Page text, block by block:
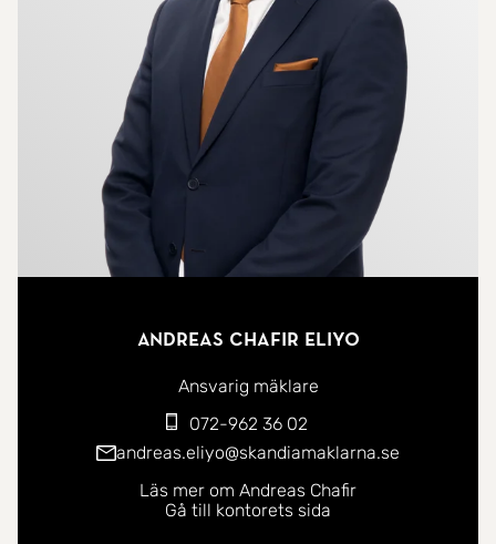
Andreas Chafir Eliyo
Ansvarig mäklare
072-962 36 02
andreas.eliyo@skandiamaklarna.se
Läs mer om Andreas Chafir
Gå till kontorets sida